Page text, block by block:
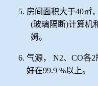
5. 房间面积大于40㎡
(玻璃隔断)计算机
姆。
6. 气源， N2、 CO各2
好在99.9%以上。